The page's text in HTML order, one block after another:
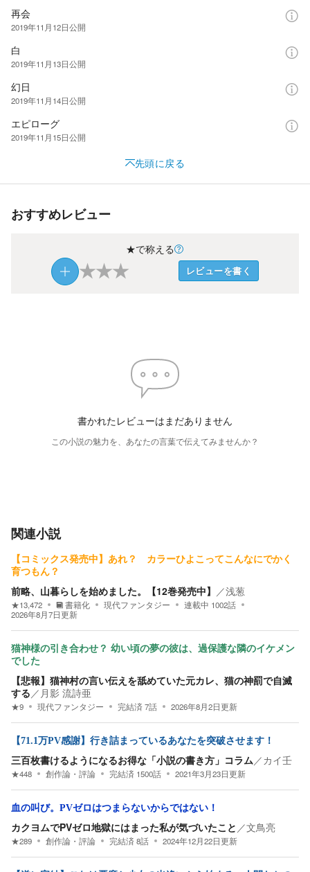
再会
2019年11月12日公開
白
2019年11月13日公開
幻日
2019年11月14日公開
エピローグ
2019年11月15日公開
先頭に戻る
おすすめレビュー
★で称える
★★★ レビューを書く
書かれたレビューはまだありません
この小説の魅力を、あなたの言葉で伝えてみませんか？
関連小説
【コミックス発売中】あれ？ カラーひよこってこんなにでかく
育つもん？
前略、山暮らしを始めました。【12巻発売中】 ／浅葱
★13,472 書籍化 現代ファンタジー 連載中 1002話
2026年8月7日更新
猫神様の引き合わせ？ 幼い頃の夢の彼は、過保護な隣のイケメン
でした
【悲報】猫神村の言い伝えを舐めていた元カレ、猫の神罰で自滅
する ／ 月影 流詩亜
★9 現代ファンタジー 完結済7話 2026年8月2日更新
【71.1万PV感謝】行き詰まっているあなたを突破させます！
三百枚書けるようになるお得な「小説の書き方」コラム ／カイ壬
★448 創作論・評論 完結済 1500話 2021年3月23日更新
血の叫び。PVゼロはつまらないからではない！
カクヨムでPVゼロ地獄にはまった私が気づいたこと ／文鳥亮
★289 創作論・評論 完結済8話 2024年12月22日更新